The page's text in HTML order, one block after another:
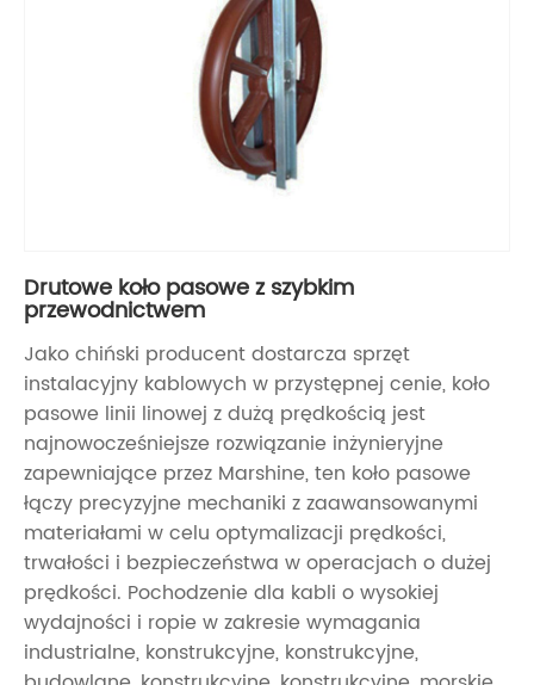
Drutowe koło pasowe z szybkim
przewodnictwem
Jako chiński producent dostarcza sprzęt
instalacyjny kablowych w przystępnej cenie, koło
pasowe linii linowej z dużą prędkością jest
najnowocześniejsze rozwiązanie inżynieryjne
zapewniające przez Marshine, ten koło pasowe
łączy precyzyjne mechaniki z zaawansowanymi
materiałami w celu optymalizacji prędkości,
trwałości i bezpieczeństwa w operacjach o dużej
prędkości. Pochodzenie dla kabli o wysokiej
wydajności i ropie w zakresie wymagania
industrialne, konstrukcyjne, konstrukcyjne,